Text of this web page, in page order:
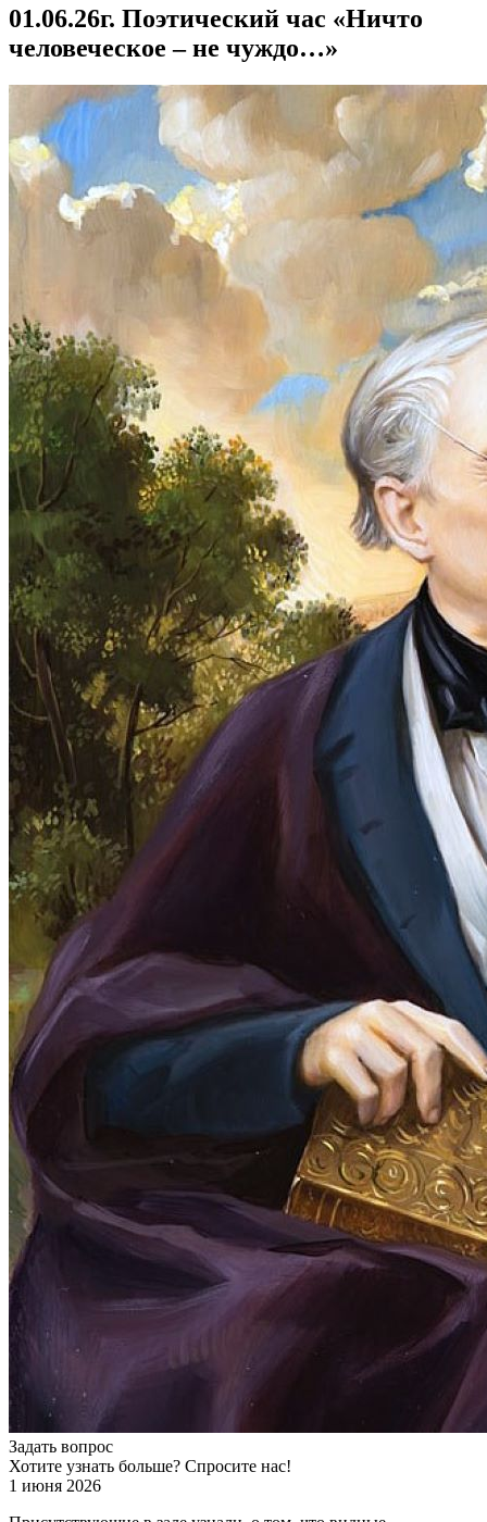
01.06.26г. Поэтический час «Ничто
человеческое – не чуждо…»
Задать вопрос
Хотите узнать больше? Спросите нас!
1 июня 2026